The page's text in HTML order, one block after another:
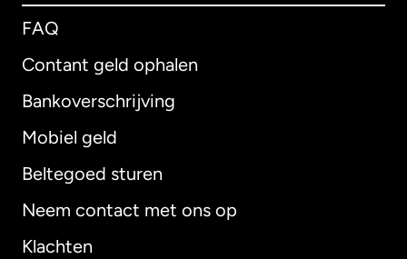
FAQ
Contant geld ophalen
Bankoverschrijving
Mobiel geld
Beltegoed sturen
Neem contact met ons op
Klachten